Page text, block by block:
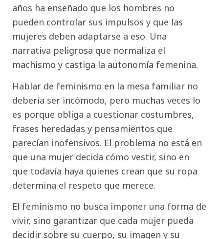
años ha enseñado que los hombres no
pueden controlar sus impulsos y que las
mujeres deben adaptarse a eso. Una
narrativa peligrosa que normaliza el
machismo y castiga la autonomía femenina.
Hablar de feminismo en la mesa familiar no
debería ser incómodo, pero muchas veces lo
es porque obliga a cuestionar costumbres,
frases heredadas y pensamientos que
parecían inofensivos. El problema no está en
que una mujer decida cómo vestir, sino en
que todavía haya quienes crean que su ropa
determina el respeto que merece.
El feminismo no busca imponer una forma de
vivir, sino garantizar que cada mujer pueda
decidir sobre su cuerpo, su imagen y su